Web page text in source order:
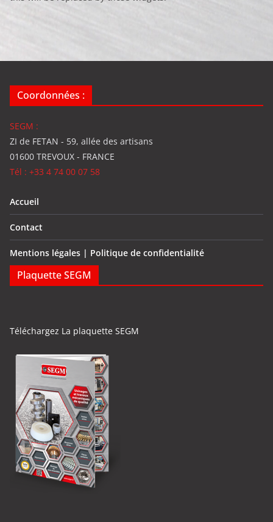
Coordonnées :
SEGM :
ZI de FETAN - 59, allée des artisans
01600 TREVOUX - FRANCE
Tél : +33 4 74 00 07 58
Accueil
Contact
Mentions légales | Politique de confidentialité
Plaquette SEGM
Téléchargez La plaquette SEGM